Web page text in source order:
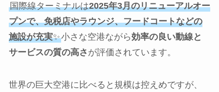
国際線ターミナルは2025年3月のリニューアルオー
プンで、免税店やラウンジ、フードコートなどの
施設が充実✨小さな空港ながら効率の良い動線と
サービスの質の高さ が評価されています。
世界の巨大空港に比べると規模は控えめですが、